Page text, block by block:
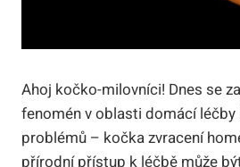
Ahoj kočko-milovníci! Dnes ⁤se
fenomén v⁢ oblasti ⁣domácí
problémů – ​kočka zvracení‌
⁣přírodní ‌přístup k léčbě může